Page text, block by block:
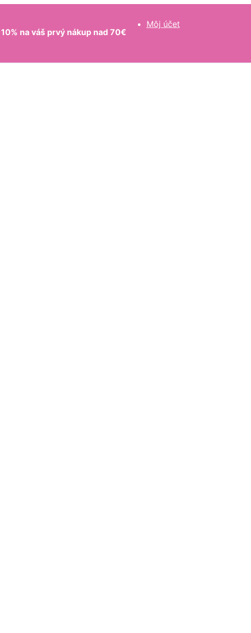
na váš prvý nákup nad 70€
Môj účet